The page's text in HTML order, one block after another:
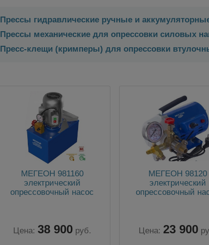
Прессы гидравлические ручные и
Прессы механические для опрессовки силовых
Пресс-клещи (кримперы) для опрессовки
МЕГЕОН 981160
электрический
опрессовочный насос
Цена: 38 900 руб.
МЕГЕОН 98120
электрический
опрессовочный
Цена: 23 900